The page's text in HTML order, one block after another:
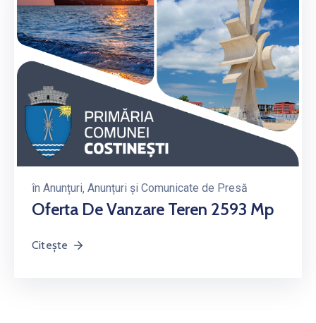
în Anunțuri‚ Anunțuri și Comunicate de Presă
Oferta De Vanzare Teren 2593 Mp
Citește